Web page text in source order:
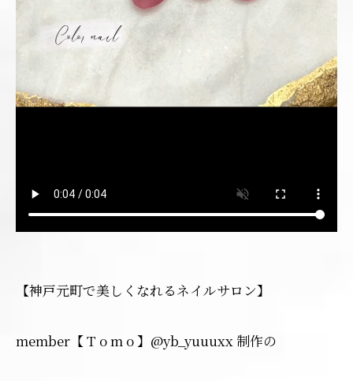
【神戸元町で美しくなれるネイルサロン】
member【 T o m o 】@yb_yuuuxx 制作の